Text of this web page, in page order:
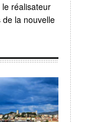
réalisateur
la nouvelle